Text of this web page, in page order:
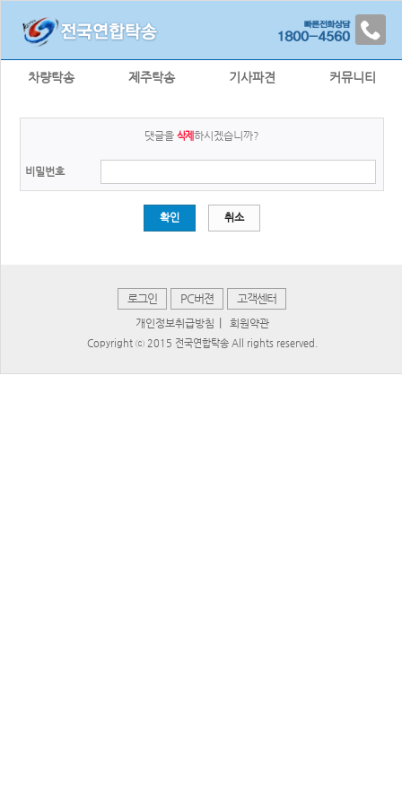
차량탁송 제주탁송 기사파견 커뮤니티
댓글을삭제 하시겠습니까?
비밀번호
확인 취소
로그인 PC버젼 고객센터
개인정보취급방침 회원약관
Copyright ⓒ 2015 전국연합탁송 All rights reserved.